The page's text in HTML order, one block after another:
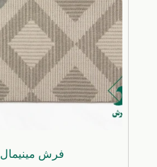
فرش مینیمال 2320 کرم طوسی